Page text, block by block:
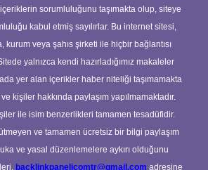
sorumluluğunu taşımakta olup, siteye
kabul etmiş sayılırlar. Bu internet sitesi,
kurum veya şahıs şirketi ile hiçbir bağlantısı
yalnızca kendi hazırladığımız makaleler
yer alan içerikler haber niteliği taşımamakta
kişiler hakkında paylaşım yapılmamaktadır.
ile isim benzerlikleri tamamen tesadüfidir.
ve tamamen ücretsiz bir bilgi paylaşım
ve yasal düzenlemelere aykırı olduğunu
backlinkpanelicomtr@gmail.com adresine